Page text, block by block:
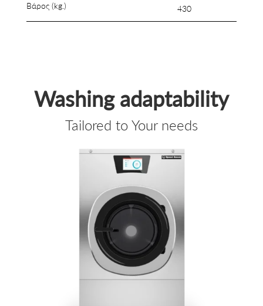
Washing adaptability
Tailored to Your needs
Βάρος (kg.) 430